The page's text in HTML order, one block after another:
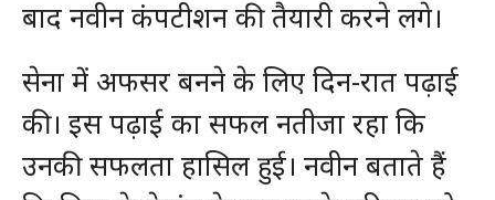
बाद नवीन कंपटीशन की तैयारी करने लगे।
सेना में अफसर बनने के लिए दिन-रात पढ़ाई
की। इस पढ़ाई का सफल नतीजा रहा कि
उनकी सफलता हासिल हुई। नवीन बताते हैं